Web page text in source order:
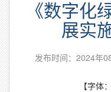
《数字化
展实
发布时间：2024年
【字体：